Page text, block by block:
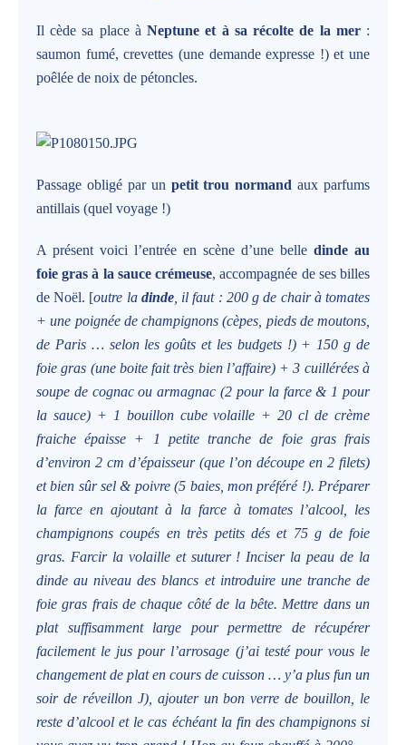
Il cède sa place àNeptune et à sa récolte de la mer:
saumon fumé, crevettes (une demande expresse !) et une
poêlée de noix de pétoncles.
Passage obligé par un petit trou normand aux parfums
antillais (quel voyage !)
A présent voici l’entrée en scène d’une belle dinde au
foie gras à la sauce crémeuse, accompagnée de ses billes
de Noël. [outre la dinde, il faut : 200 g de chair à tomates
+ une poignée de champignons (cèpes, pieds de moutons,
de Paris … selon les goûts et les budgets !) + 150 g de
foie gras (une boite fait très bien l’affaire) + 3 cuillérées à
soupe de cognac ou armagnac (2 pour la farce & 1 pour
la sauce) + 1 bouillon cube volaille + 20 cl de crème
fraiche épaisse + 1 petite tranche de foie gras frais
d’environ 2 cm d’épaisseur (que l’on découpe en 2 filets)
et bien sûr sel & poivre (5 baies, mon préféré !). Préparer
la farce en ajoutant à la farce à tomates l’alcool, les
champignons coupés en très petits dés et 75 g de foie
gras. Farcir la volaille et suturer ! Inciser la peau de la
dinde au niveau des blancs et introduire une tranche de
foie gras frais de chaque côté de la bête. Mettre dans un
plat suffisamment large pour permettre de récupérer
facilement le jus pour l’arrosage (j’ai testé pour vous le
changement de plat en cours de cuisson … y’a plus fun un
soir de réveillon J), ajouter un bon verre de bouillon, le
reste d’alcool et le cas échéant la fin des champignons si